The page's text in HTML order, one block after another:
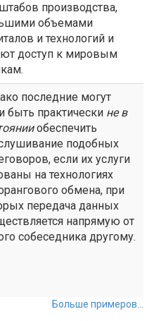
производства,
объемами
и технологий и
доступ к мировым
последние могут
быть практически не в
обеспечить
подобных
если их услуги
на технологиях
обмена, при
передача данных
напрямую от
собеседника другому.
Больше примеров...